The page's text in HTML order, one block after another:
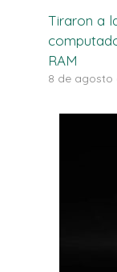
Tiraron a
RAM
8 de agosto